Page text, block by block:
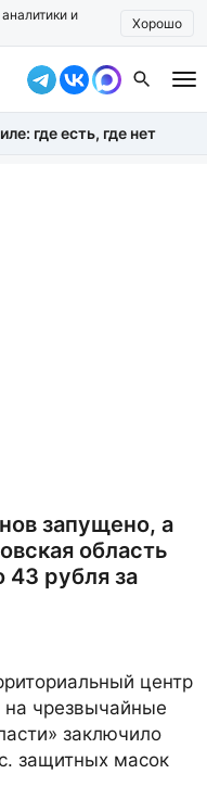
и
Хорошо
где есть, где нет
запущено, а
область
43 рубля за
центр
на чрезвычайные
заключило
защитных масок